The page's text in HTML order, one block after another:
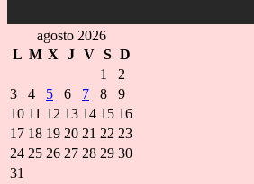
agosto 2026
L M X J V S D
1
2
3
4 5 6 7 8
9
10 11 12 13 14 15 16
17 18 19 20 21 22 23
24 25 26 27 28 29 30
31